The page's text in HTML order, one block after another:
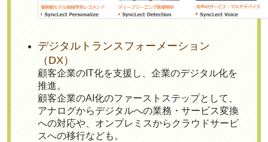
デジタルトランスフォーメーション
（DX）
顧客企業のIT化を支援し、企業のデジタル化を
推進。
顧客企業のAI化のファーストステップとして、
アナログからデジタルへの業務・サービス変換
への対応や、オンプレミスからクラウドサービ
スへの移行なども。